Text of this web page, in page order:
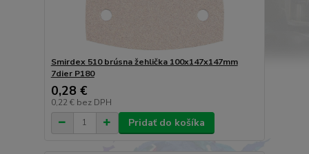
Smirdex 510 brúsna žehlička 100x147x147mm
7dier P180
0,28 €
0,22 € bez DPH
Pridať do košíka